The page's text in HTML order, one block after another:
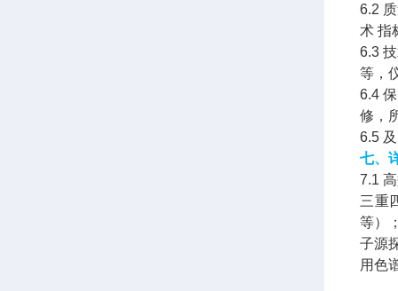
6.2
术 指
6.3
等，
6.4
修，
6.5
七、
7.1
三重
等）
子源
用色